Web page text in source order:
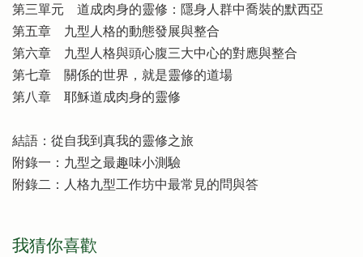
第三單元 道成肉身的靈修：隱身人群中喬裝的默西亞
第五章 九型人格的動態發展與整合
第六章 九型人格與頭心腹三大中心的對應與整合
第七章 關係的世界，就是靈修的道場
第八章 耶穌道成肉身的靈修
結語：從自我到真我的靈修之旅
附錄一：九型之最趣味小測驗
附錄二：人格九型工作坊中最常見的問與答
我猜你喜歡